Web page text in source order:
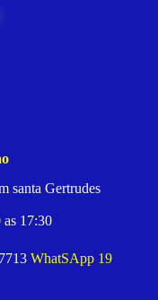
santa Gertrudes
as 17:30
WhatSApp 19